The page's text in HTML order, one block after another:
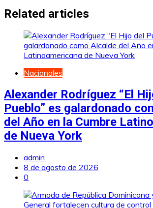
entradas
Related articles
Nacionales
Alexander Rodríguez “El
Pueblo” es galardonado
del Año en la Cumbre
de Nueva York
admin
8 de agosto de 2026
0